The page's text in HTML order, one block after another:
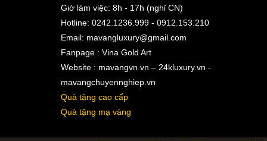
Giờ làm việc: 8h - 17h (nghỉ CN)
Hotline: 0242.1236.999 - 0912.153.210
Email: mavangluxury@gmail.com
Fanpage : Vina Gold Art
Website : mavangvn.vn – 24kluxury.vn -
mavangchuyennghiep.vn
Quà tặng cao cấp
Quà tặng mạ vàng